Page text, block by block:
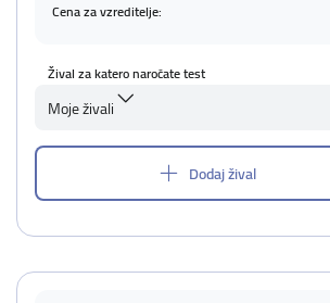
Cena za vzreditelje:
Žival za katero naročate test
Moje živali
Dodaj žival